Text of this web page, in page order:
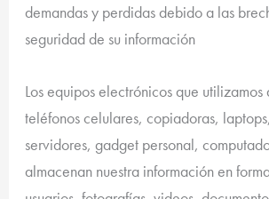
demandas y perdidas debido a las
seguridad de su información
Los equipos electrónicos que utilizamos
teléfonos celulares, copiadoras,
servidores, gadget personal,
almacenan nuestra información en